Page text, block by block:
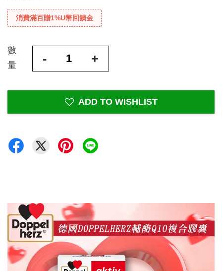
消費滿百贈1%U幣回饋金
數
量
- +
ADD TO WISHLIST